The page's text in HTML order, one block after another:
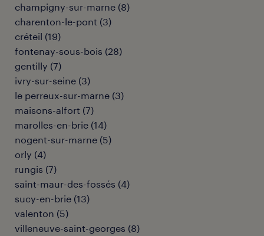
champigny-sur-marne (8)
charenton-le-pont (3)
créteil (19)
fontenay-sous-bois (28)
gentilly (7)
ivry-sur-seine (3)
le perreux-sur-marne (3)
maisons-alfort (7)
marolles-en-brie (14)
nogent-sur-marne (5)
orly (4)
rungis (7)
saint-maur-des-fossés (4)
sucy-en-brie (13)
valenton (5)
villeneuve-saint-georges (8)